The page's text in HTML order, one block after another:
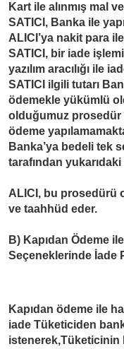
Kart ile alınmış mal
SATICI, Banka ile
ALICI’ya nakit para
SATICI, bir iade
yazılım aracılığı ile
SATICI ilgili tutarı
ödemekle yükümlü
olduğumuz prosedür
ödeme
Banka’ya bedeli tek
tarafından
ALICI, bu prosedürü
ve taahhüd eder.
B) Kapıdan Ödeme
Seçeneklerinde İade
Kapıdan ödeme ile
iade Tüketiciden
istenerek,Tüketicinin